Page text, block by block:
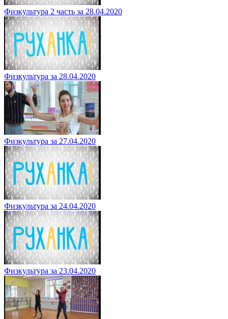
Физкультура 2 часть за 28.04.2020
Физкультура за 28.04.2020
Физкультура за 27.04.2020
Физкультура за 24.04.2020
Физкультура за 23.04.2020